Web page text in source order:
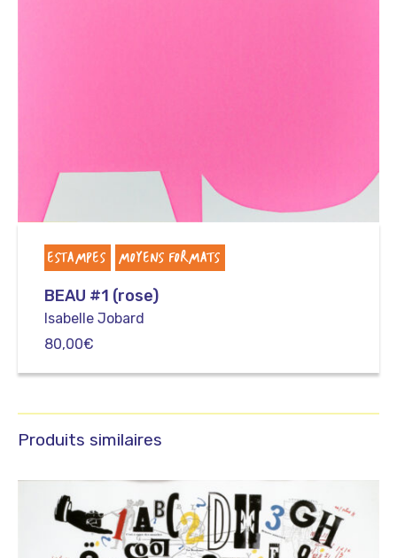
ESTAMPES MOYENS FORMATS
BEAU #1 (rose)
Isabelle Jobard
80,00€
Produits similaires